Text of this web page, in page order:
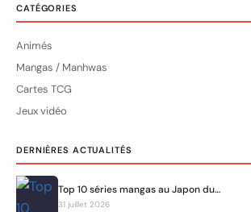
CATÉGORIES
Animés
Mangas / Manhwas
Cartes TCG
Jeux vidéo
DERNIÈRES ACTUALITÉS
Top 10 séries mangas au Japon du…
31 juillet 2026